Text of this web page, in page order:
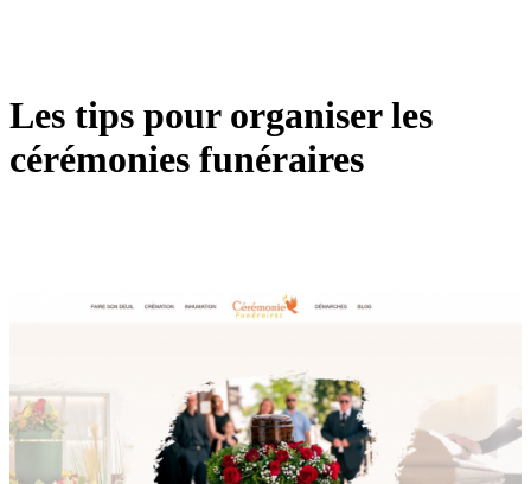
Les tips pour organiser les
cérémonies funéraires